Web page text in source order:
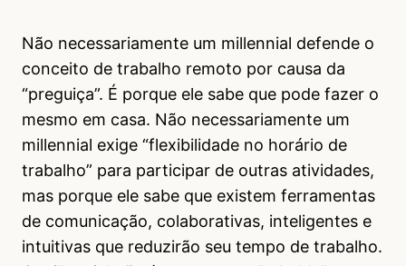
Não necessariamente um millennial defende o
conceito de trabalho remoto por causa da
“preguiça”. É porque ele sabe que pode fazer o
mesmo em casa. Não necessariamente um
millennial exige “flexibilidade no horário de
trabalho” para participar de outras atividades,
mas porque ele sabe que existem ferramentas
de comunicação, colaborativas, inteligentes e
intuitivas que reduzirão seu tempo de trabalho.